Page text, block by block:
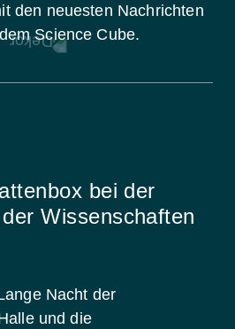
den neuesten Nachrichten
Science Cube.
bei der
Wissenschaften
Nacht der
und die